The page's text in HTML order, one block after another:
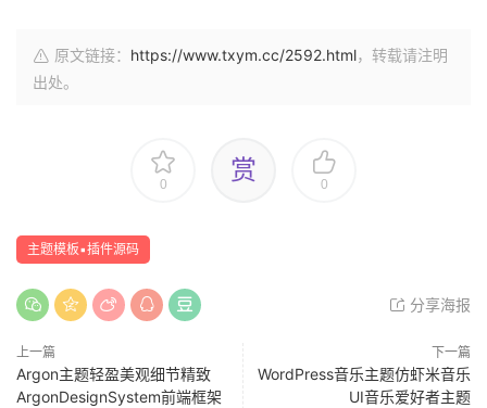
原文链接： https://www.txym.cc/2592.html，转载请注明
出处。
0 赏 0
主题模板▪插件源码
分享海报
上一篇
Argon主题轻盈美观细节精致
ArgonDesignSystem前端框架
下一篇
WordPress音乐主题仿虾米音乐
UI音乐爱好者主题